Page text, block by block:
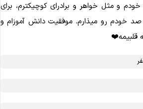
و مثل خواهر و برادرای کوچیکترم، برای
رو میذارم. موفقیت دانش آموزام و